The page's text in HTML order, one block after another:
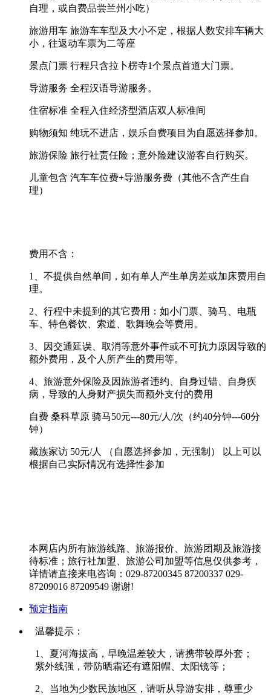
自理，或自费品尝兰州小吃）
旅游用车 旅游车车型及大小不定，根据人数安排车辆大
小，往返动车票为二等座
景点门票 行程只含拉卜楞寺1个景点首道大门票。
导游服务 全程汉语导游服务。
住宿标准 全程入住经济型酒店双人标准间
购物须知 纯玩不进店，娱乐自费项目为自愿选择参加。
旅游保险 旅行社责任险；意外险建议游客自行购买。
儿童包含 汽车车位费+导游服务费（其他不含产生自
理）
费用不含：
1、不提供自然单间，如有单人产生单房差或加床费用自
理。
2、行程中未提到的其它费用：如小门票、骑马、电瓶
车、特色餐饮、索道、歌舞晚会等费用。
3、因交通延误、取消等意外事件或不可抗力原因导致的
额外费用，及个人所产生的费用等。
4、旅游意外保险及因旅游者违约、自身过错、自身疾
病，导致的人身财产损失而额外支付的费用
自费 桑科草原 骑马50元---80元/人/次（约40分钟---60分
钟）
藏族家访 50元/人 （自愿选择参加，无强制） 以上可以
根据自己实际情况有选择性参加
本网店内所有旅游线路、旅游报价、旅游团期及旅游接
待标准；旅行社加盟、旅游公司加盟等信息仅供参考，
详情请直接来电咨询：029-87200345 87200337 029-
87209016 87209549 谢谢!
预定指南
温馨提示：
1、夏河海拔高，早晚温差较大，请携带较厚外套；
紫外线强，带防晒霜还有遮阳帽、太阳镜等；
2、当地为少数民族地区，请听从导游安排，尊重少